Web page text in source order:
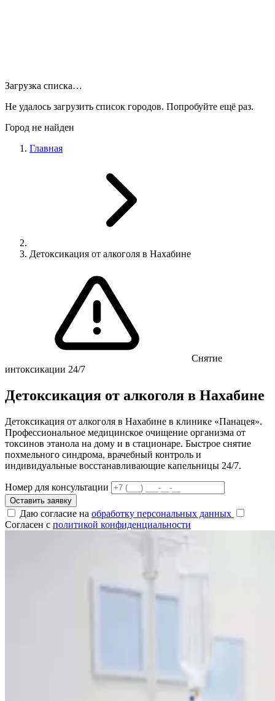
Загрузка списка…
Не удалось загрузить список городов. Попробуйте ещё раз.
Город не найден
Главная
Детоксикация от алкоголя в Нахабине
Снятие
интоксикации 24/7
Детоксикация от алкоголя в Нахабине
Детоксикация от алкоголя в Нахабине в клинике «Панацея».
Профессиональное медицинское очищение организма от
токсинов этанола на дому и в стационаре. Быстрое снятие
похмельного синдрома, врачебный контроль и
индивидуальные восстанавливающие капельницы 24/7.
Номер для консультации
Оставить заявку
Даю согласие на обработку персональных данных
Согласен с политикой конфиденциальности